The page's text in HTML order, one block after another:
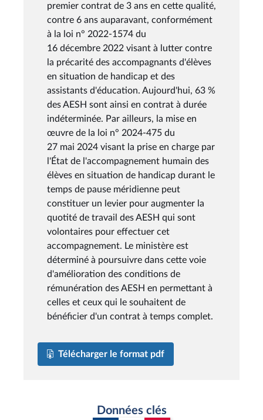
premier contrat de 3 ans en cette qualité,
contre 6 ans auparavant, conformément
à la loi n° 2022-1574 du
16 décembre 2022 visant à lutter contre
la précarité des accompagnants d'élèves
en situation de handicap et des
assistants d'éducation. Aujourd'hui, 63 %
des AESH sont ainsi en contrat à durée
indéterminée. Par ailleurs, la mise en
œuvre de la loi n° 2024-475 du
27 mai 2024 visant la prise en charge par
l'État de l'accompagnement humain des
élèves en situation de handicap durant le
temps de pause méridienne peut
constituer un levier pour augmenter la
quotité de travail des AESH qui sont
volontaires pour effectuer cet
accompagnement. Le ministère est
déterminé à poursuivre dans cette voie
d'amélioration des conditions de
rémunération des AESH en permettant à
celles et ceux qui le souhaitent de
bénéficier d'un contrat à temps complet.
Télécharger le format pdf
Données clés